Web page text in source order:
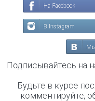
На Facebook
В Instagram
Мы
Подписывайтесь на
Будьте в курсе
комментируйте,